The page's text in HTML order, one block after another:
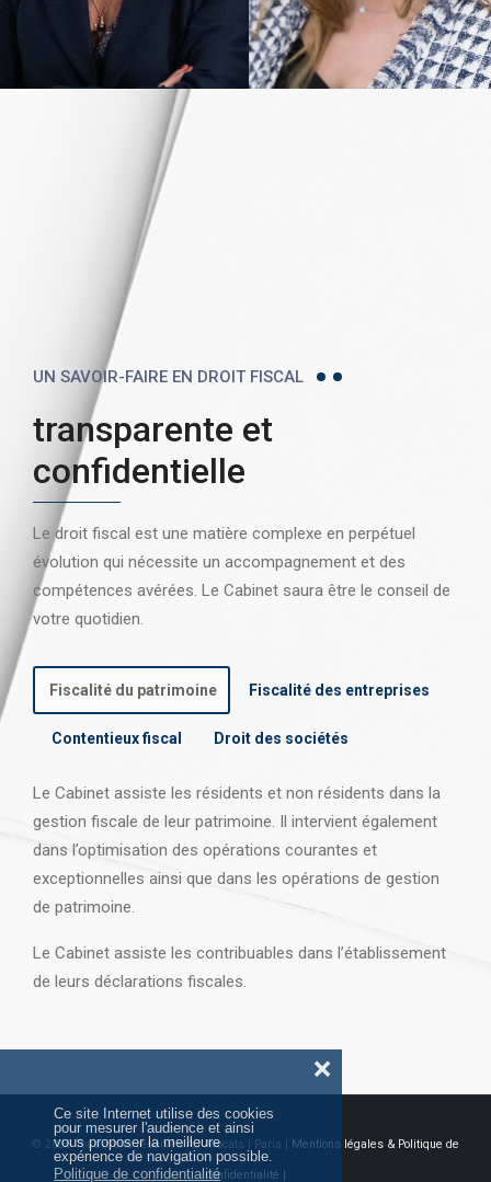
Ce site Internet utilise des cookies
pour mesurer l'audience et ainsi
vous proposer la meilleure
expérience de navigation possible.
Politique de confidentialité
❌
UN SAVOIR-FAIRE EN DROIT FISCAL
transparente et
confidentielle
Le droit fiscal est une matière complexe en perpétuel
évolution qui nécessite un accompagnement et des
compétences avérées. Le Cabinet saura être le conseil de
votre quotidien.
Fiscalité du patrimoine Fiscalité des entreprises
Contentieux fiscal Droit des sociétés
Le Cabinet assiste les résidents et non résidents dans la
gestion fiscale de leur patrimoine. Il intervient également
dans l’optimisation des opérations courantes et
exceptionnelles ainsi que dans les opérations de gestion
de patrimoine.
Le Cabinet assiste les contribuables dans l’établissement
de leurs déclarations fiscales.
© 2026 Tous droits réservés AJ Avocats | Paris | Mentions légales & Politique de
confidentialité |